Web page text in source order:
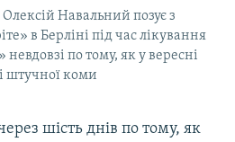
Навальний позує з
в Берліні під час лікування
по тому, як у вересні
штучної коми
шість днів по тому, як